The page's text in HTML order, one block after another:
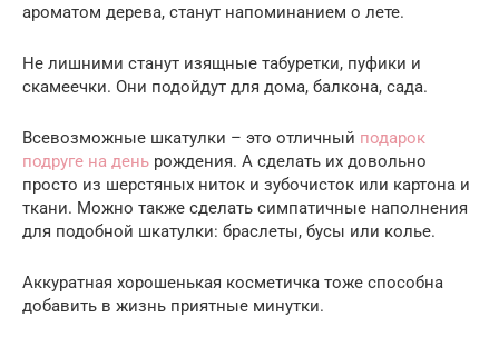
ароматом дерева, станут напоминанием о лете.
Не лишними станут изящные табуретки, пуфики и
скамеечки. Они подойдут для дома, балкона, сада.
Всевозможные шкатулки – это отличный подарок
подруге на день рождения. А сделать их довольно
просто из шерстяных ниток и зубочисток или картона и
ткани. Можно также сделать симпатичные наполнения
для подобной шкатулки: браслеты, бусы или колье.
Аккуратная хорошенькая косметичка тоже способна
добавить в жизнь приятные минутки.